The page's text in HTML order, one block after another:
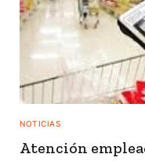
NOTICIAS
Atención